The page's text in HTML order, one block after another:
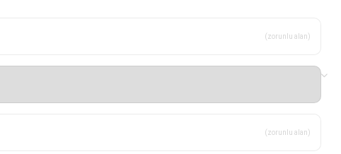
(zorunlu alan)
(zorunlu alan)